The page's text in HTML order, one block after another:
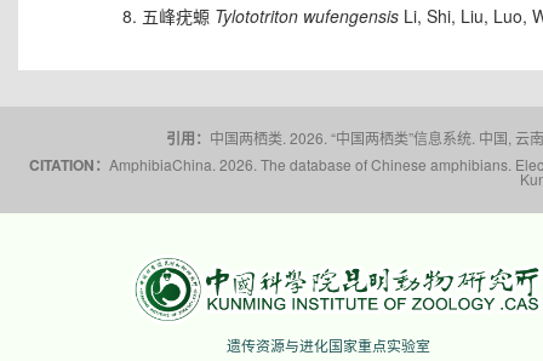
五峰疣螈 Tylototriton wufengensis Li, Shi, Liu, Luo,
引用： 中国两栖类. 2026. “中国两栖类”信息系统. 中国,
CITATION： AmphibiaChina. 2026. The database of Chinese amphibians.
遗传资源与进化国家重点实验室